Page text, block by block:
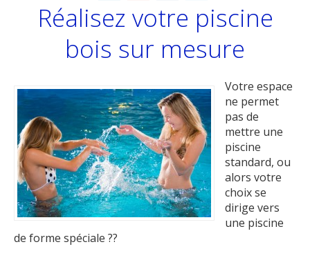
Réalisez votre piscine
bois sur mesure
Votre espace
ne permet
pas de
mettre une
piscine
standard, ou
alors votre
choix se
dirige vers
une piscine
de forme spéciale ??